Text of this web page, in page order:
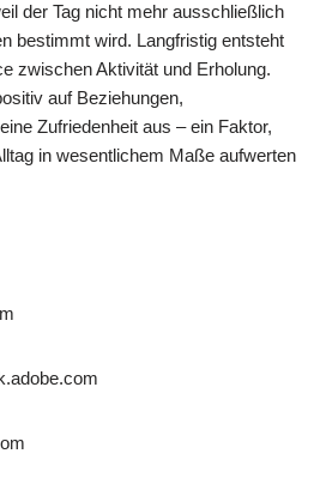
der Tag nicht mehr ausschließlich
bestimmt wird. Langfristig entsteht
zwischen Aktivität und Erholung.
auf Beziehungen,
Zufriedenheit aus – ein Faktor,
in wesentlichem Maße aufwerten